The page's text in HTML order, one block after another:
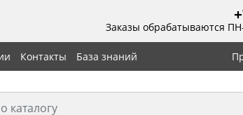
Заказы обрабатываются
Контакты База знаний